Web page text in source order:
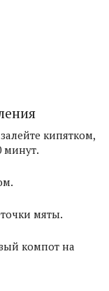
кипятком,
минут.
мяты.
компот на